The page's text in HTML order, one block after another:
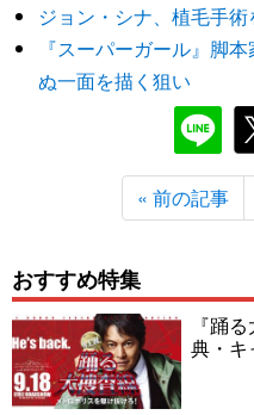
ジョン・シナ、植毛手術
『スーパーガール』脚
ぬ一面を描く狙い
« 前の記事
おすすめ特集
『踊
典・キ